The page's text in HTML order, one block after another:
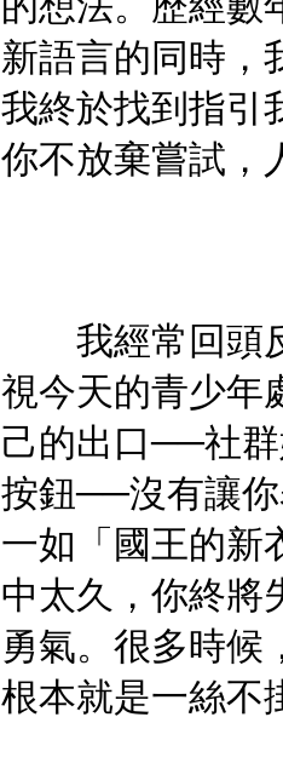
新語言的同時，
我終於找到指引
你不放棄嘗試，
我經常回頭反
視今天的青少年
己的出口──社
按鈕──沒有讓
一如「國王的新
中太久，你終將
勇氣。很多時候
根本就是一絲不